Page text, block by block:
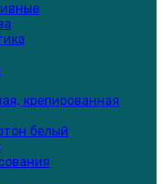
крепированная
белый